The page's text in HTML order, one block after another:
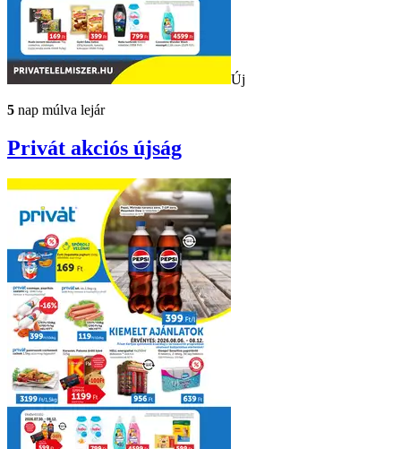
Új
5 nap múlva lejár
Privát akciós újság